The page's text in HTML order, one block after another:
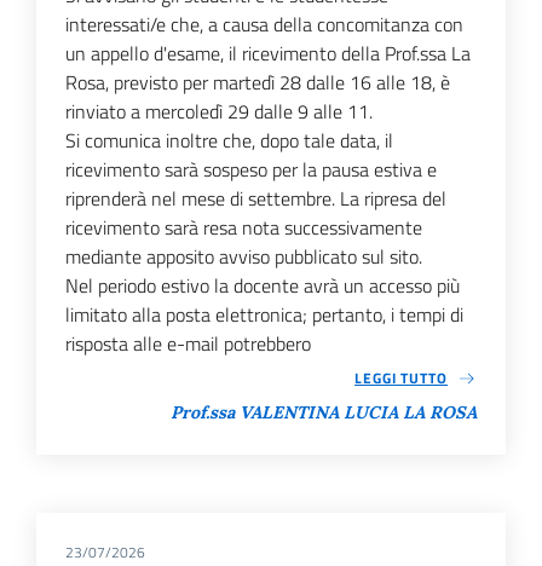
interessati/e che, a causa della concomitanza con
un appello d'esame, il ricevimento della Prof.ssa La
Rosa, previsto per martedì 28 dalle 16 alle 18, è
rinviato a mercoledì 29 dalle 9 alle 11.
Si comunica inoltre che, dopo tale data, il
ricevimento sarà sospeso per la pausa estiva e
riprenderà nel mese di settembre. La ripresa del
ricevimento sarà resa nota successivamente
mediante apposito avviso pubblicato sul sito.
Nel periodo estivo la docente avrà un accesso più
limitato alla posta elettronica; pertanto, i tempi di
risposta alle e-mail potrebbero
LEGGI TUTTO
Prof.ssa VALENTINA LUCIA LA ROSA
23/07/2026